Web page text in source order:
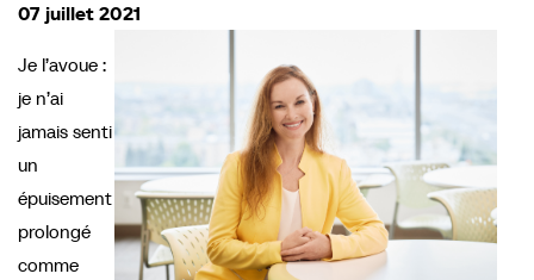
07 juillet 2021
Je l’avoue :
je n’ai
jamais senti
un
épuisement
prolongé
comme